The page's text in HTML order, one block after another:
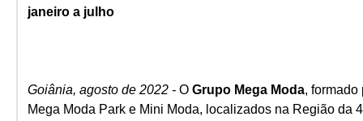
janeiro a julho
Goiânia, agosto de 2022 - O Grupo Mega Moda,
Mega Moda Park e Mini Moda, localizados na Região da